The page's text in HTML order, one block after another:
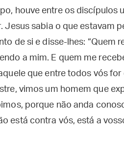
houve entre os discípulos
Jesus sabia o que estavam
de si e disse-lhes: “Quem
a mim. E quem me
que entre todos vós
vimos um homem que
porque não anda
está contra vós, está a